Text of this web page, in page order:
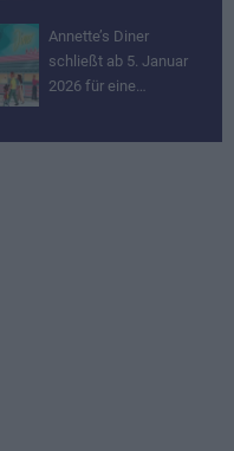
Annette’s Diner
schließt ab 5. Januar
2026 für eine…